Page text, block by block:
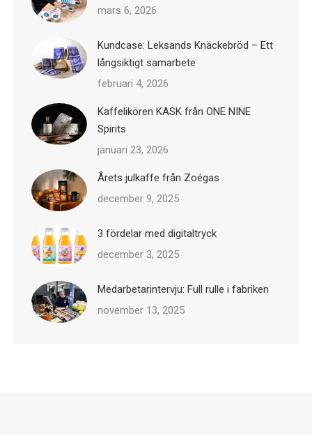
mars 6, 2026
Kundcase: Leksands Knäckebröd – Ett
långsiktigt samarbete
februari 4, 2026
Kaffelikören KASK från ONE NINE
Spirits
januari 23, 2026
Årets julkaffe från Zoégas
december 9, 2025
3 fördelar med digitaltryck
december 3, 2025
Medarbetarintervju: Full rulle i fabriken
november 13, 2025